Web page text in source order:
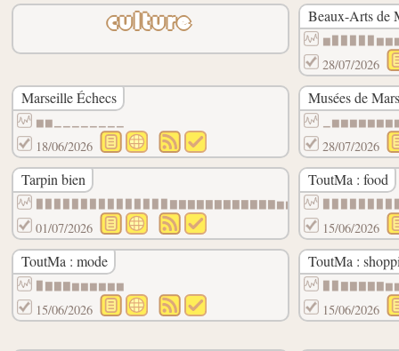
culture Beaux-Arts de
28/07/2026
Marseille Échecs
▆▆▁▁▁▁▁▁▁▁
18/06/2026
Musées de
28/07/2026
Tarpin bien
01/07/2026
ToutMa : food
15/06/2026
ToutMa : mode
▉▇▇▇▆▆▆▆▆▆
15/06/2026
ToutMa :
15/06/2026